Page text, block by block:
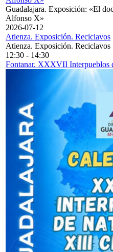
Guadalajara. Exposición: «El
Alfonso X»
2026-07-12
Atienza. Exposición. Reciclavos
Atienza. Exposición. Reciclavos
12:30 - 14:30
Fontanar. XXXVII Interpueblos